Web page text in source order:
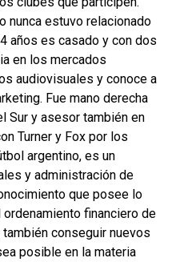
nunca estuvo relacionado
años es casado y con dos
en los mercados
audiovisuales y conoce a
Fue mano derecha
Sur y asesor también en
Turner y Fox por los
argentino, es un
y administración de
que posee lo
financiero de
conseguir nuevos
posible en la materia